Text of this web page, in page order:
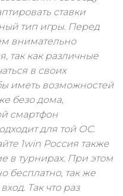
ставки
тип игры. Перед
внимательно
так как различные
в своих
иметь возможностей
безо дома,
смартфон
для той ОС.
1win Россия также
в турнирах. При этом
бесплатно, так же
Так что раз